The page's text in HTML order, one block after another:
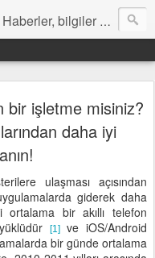
Haberler, bilgiler ve ipuçları içeren Google Ads Resmi Blogu
bir işletme misiniz?
daha iyi
ulaşması açısından
giderek daha
ortalama bir akıllı telefon
[1]ve iOS/Android
bir günde ortalama